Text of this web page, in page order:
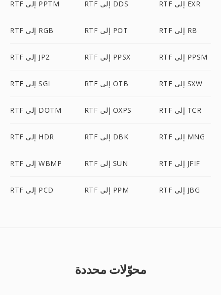
RTF إلى PPTM RTF إلى DDS RTF إلى EXR
RTF إلى RGB RTF إلى POT RTF إلى RB
RTF إلى JP2 RTF إلى PPSX RTF إلى PPSM
RTF إلى SGI RTF إلى OTB RTF إلى SXW
RTF إلى DOTM RTF إلى OXPS RTF إلى TCR
RTF إلى HDR RTF إلى DBK RTF إلى MNG
RTF إلى WBMP RTF إلى SUN RTF إلى JFIF
RTF إلى PCD RTF إلى PPM RTF إلى JBG
محوّلات محددة